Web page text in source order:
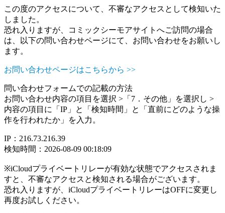
この度のアクセスについて、不審なアクセスとして検知いた
しました。
恐れ入りますが、コミックシーモアサイトへご訪問の場合
は、以下の問い合わせページにて、お問い合わせをお願いし
ます。
お問い合わせページはこちらから >>
問い合わせフォームでの記載の方法
お問い合わせ内容の項目を選択 >「7．その他」を選択し >
内容の項目に「IP」と「検知時間」と「直前にどのような操
作を行われたか」を入力。
IP：216.73.216.39
検知時間：2026-08-09 00:18:09
※iCloudプライベートリレーが有効な状態でアクセスされま
すと、不審なアクセスと検知される場合がございます。
恐れ入りますが、iCloudプライベートリレーはOFFに変更し
再度お試しください。